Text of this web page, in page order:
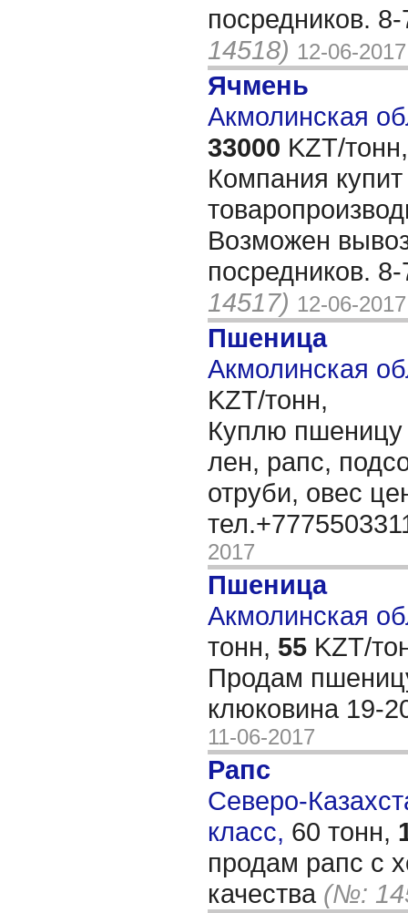
посредников.
14518) 12-06-2017
Ячмень
Акмолинская
33000 KZT/тонн,
Компания
Возможен
посредников.
14517) 12-06-2017
Пшеница
Акмолинская
KZT/тонн,
Куплю пшеницу
лен, рапс,
отруби, овес
2017
Пшеница
Акмолинская
тонн, 55 KZT/
Продам
клюковина 19-
11-06-2017
Рапс
Северо-
класс, 60 тонн,
продам рапс с
качества (№: